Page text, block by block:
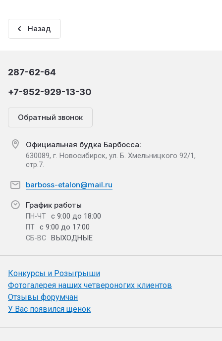
Назад
287-62-64
+7-952-929-13-30
Обратный звонок
Официальная будка Барбосса:
630089, г. Новосибирск, ул. Б. Хмельницкого 92/1,
стр.7.
barboss-etalon@mail.ru
График работы
ПН-ЧТ с 9:00 до 18:00
ПТ с 9:00 до 17:00
СБ-ВС ВЫХОДНЫЕ
Конкурсы и Розыгрыши
Фотогалерея наших четвероногих клиентов
Отзывы форумчан
У Вас появился щенок